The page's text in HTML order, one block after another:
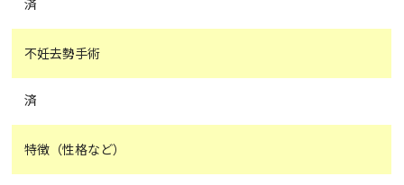
不妊去勢手術
済
特徴（性格など）